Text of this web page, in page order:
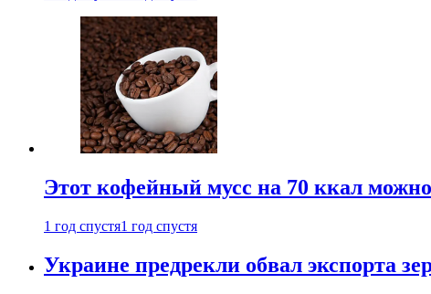
Этот кофейный мусс на 70 ккал
1 год спустя1 год спустя
Украине предрекли обвал экспорта